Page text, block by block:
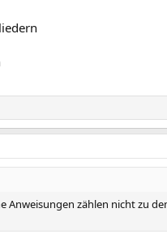
zählen nicht zu